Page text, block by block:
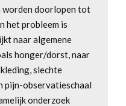
worden doorlopen tot
het probleem is
naar algemene
honger/dorst, naar
slechte
pijn-observatieschaal
onderzoek